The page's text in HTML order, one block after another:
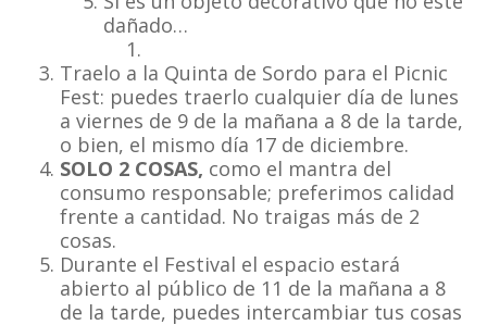
dañado…
Traelo a la Quinta de Sordo para el Picnic
Fest: puedes traerlo cualquier día de lunes
a viernes de 9 de la mañana a 8 de la tarde,
o bien, el mismo día 17 de diciembre.
SOLO 2 COSAS, como el mantra del
consumo responsable; preferimos calidad
frente a cantidad. No traigas más de 2
cosas.
Durante el Festival el espacio estará
abierto al público de 11 de la mañana a 8
de la tarde, puedes intercambiar tus cosas